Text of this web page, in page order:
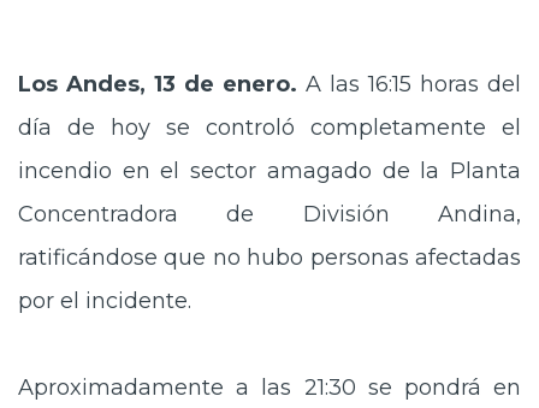
Transparencia activa
Canales de denuncia
Los Andes, 13 de enero. A las 16:15 horas del
día de hoy se controló completamente el
incendio en el sector amagado de la Planta
Concentradora de División Andina,
ratificándose que no hubo personas afectadas
por el incidente.
Aproximadamente a las 21:30 se pondrá en